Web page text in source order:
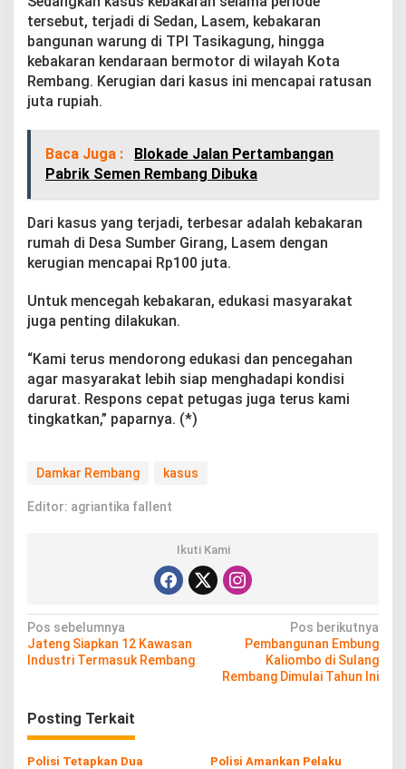
n
K
e
b
a
n
tersebut, terjadi di Sedan, Lasem, kebakaran
bangunan warung di TPI Tasikagung, hingga
kebakaran kendaraan bermotor di wilayah Kota
Rembang. Kerugian dari kasus ini mencapai ratusan
juta rupiah.
Baca Juga :
Blokade Jalan Pertambangan
Pabrik Semen Rembang Dibuka
Dari kasus yang terjadi, terbesar adalah kebakaran
rumah di Desa Sumber Girang, Lasem dengan
kerugian mencapai Rp100 juta.
Untuk mencegah kebakaran, edukasi masyarakat
juga penting dilakukan.
“Kami terus mendorong edukasi dan pencegahan
agar masyarakat lebih siap menghadapi kondisi
darurat. Respons cepat petugas juga terus kami
tingkatkan,” paparnya. (*)
Damkar Rembang kasus
Editor: agriantika fallent
Ikuti Kami
N
a
i
g
a
Pos sebelumnya
Jateng Siapkan 12 Kawasan
Industri Termasuk Rembang
Pos berikutnya
Pembangunan Embung
Kaliombo di Sulang
Rembang Dimulai Tahun Ini
Posting Terkait
Polisi Tetapkan Dua
Polisi Amankan Pelaku